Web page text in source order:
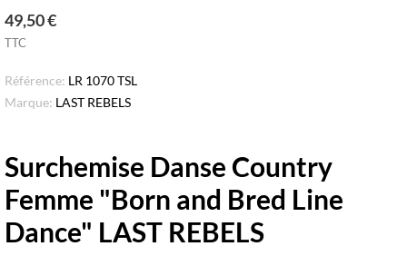
49,50 €
TTC
Référence: LR 1070 TSL
Marque: LAST REBELS
Surchemise Danse Country
Femme "Born and Bred Line
Dance" LAST REBELS